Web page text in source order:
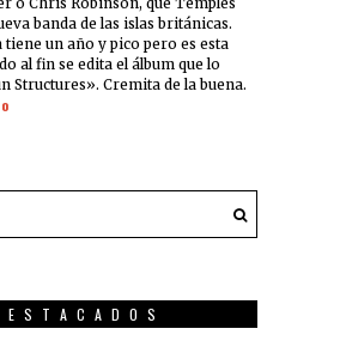
banda de las islas británicas.
tiene un año y pico pero es esta
al fin se edita el álbum que lo
Structures». Cremita de la buena.